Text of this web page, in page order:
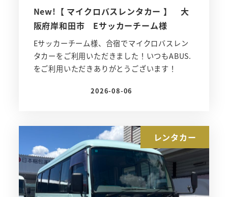
New!【 マイクロバスレンタカー 】 大
阪府岸和田市 Eサッカーチーム様
Eサッカーチーム様、合宿でマイクロバスレン
タカーをご利用いただきました！いつもABUS.
をご利用いただきありがとうございます！
投稿日
2026-08-06
レンタカー